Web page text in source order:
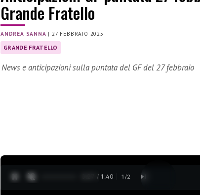
Grande Fratello
ANDREA SANNA |27 FEBBRAIO 2025
GRANDE FRATELLO
News e anticipazioni sulla puntata del GF del 27 febbraio
0:28 / 1:40 1 /2